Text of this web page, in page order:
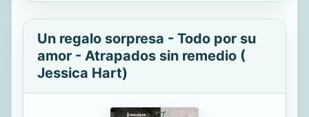
Un regalo sorpresa - Todo por su
amor - Atrapados sin remedio (
Jessica Hart)